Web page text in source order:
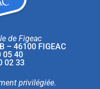
de Figeac
– 46100 FIGEAC
05 40
02 33
privilégiée.